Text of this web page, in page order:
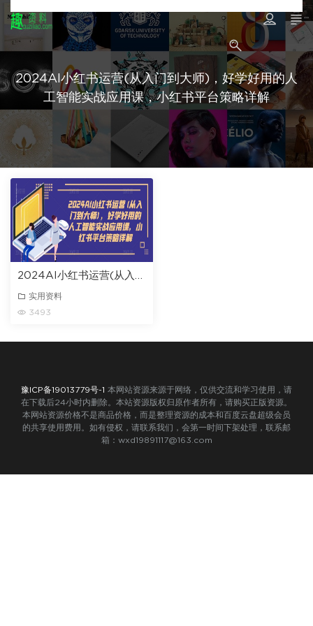
2024AI小红书运营(从入门到大师)，好学好用的人
工智能实战应用课，小红书平台策略详解
2024AI小红书运营(从入门到大师)，好学好用的人工智能实战应用课，小红书平台策略详解
实用资料
3493
豫ICP备19013779号-1 本网站资源来源于网络，仅供交流和学习使用，请
在下载后24小时内删除。本站资源版权归原作者所有，请购买正版资源。
本网站资源价格不是商品价格，而是整理资源的成本和百度云盘超级会员
的共享使用费用。如有侵权，请联系我们，会第一时间下架处理，联系邮
箱：wxd19891117@163.com